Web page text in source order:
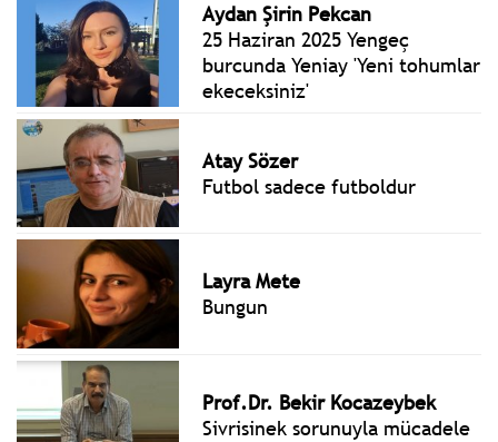
Aydan Şirin Pekcan
25 Haziran 2025 Yengeç
burcunda Yeniay 'Yeni tohumlar
ekeceksiniz'
Atay Sözer
Futbol sadece futboldur
Layra Mete
Bungun
Prof.Dr. Bekir Kocazeybek
Sivrisinek sorunuyla mücadele